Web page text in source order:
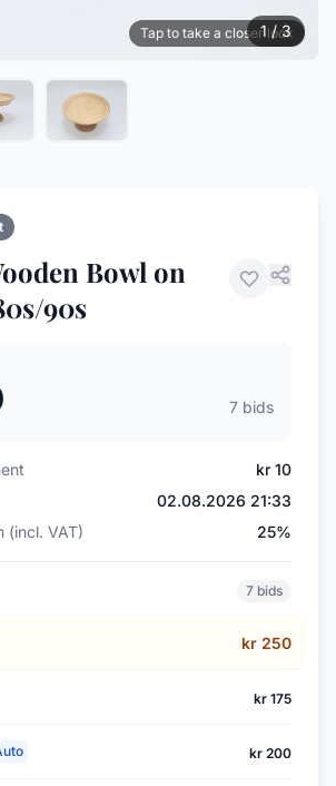
Tap to take a closer look
1 / 3
Bowl on
90s
7 bids
kr 10
02.08.2026 21:33
(incl. VAT)
25%
7 bids
kr 250
kr 175
kr 200